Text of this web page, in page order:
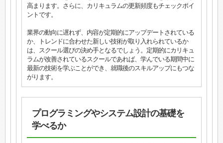
高まります。さらに、カリキュラムの更新頻度もチェックポイ
ントです。
業界の動向に遅れず、内容が定期的にアップデートされている
か、トレンドに合わせた新しい技術が取り入れられているか
は、スクール選びの決め手となるでしょう。定期的にカリキュ
ラムが改善されているスクールであれば、学んでいる期間中に
最新の技術を学ぶことができ、就職後のスキルアップにもつな
がります。
プログラミングやシステム設計の基礎を
学べるか